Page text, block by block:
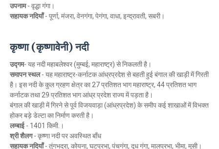
उपनाम- वृद्धा गंगा।
सहायक नदियाँ- पूर्णा, मंजरा, वेनगंगा, पेगंगा, वाधा, इन्द्रावती, सबरी।
कृष्णा (कृष्णावेनी) नदी
उद्गम- यह नदी महाबलेश्वर (मुम्बई, महाराष्ट्र) से निकलती है।
समापन स्थल- यह महाराष्ट्र-कर्नाटक आंध्रप्रदेश से बहती हुई बंगाल की खाड़ी में गिरती
है। इस नदी के कुल ग्रहण क्षेत्र का 27 प्रतिशत भाग महाराष्ट्र, 44 प्रतिशत भाग
कर्नाटक तथा 29 प्रतिशत भाग आंध्र प्रदेश राज्य में पड़ता है।
बंगाल की खाड़ी में गिरने से पूर्व विजयवाड़ा (आंध्रप्रदेश) के समीप कई शाखाओं में विभक्त
होकर बड़े डेल्टा का निर्माण करती है।
लम्बाई - 1401 किमी.।
श्री शैलग- कृष्णा नदी पर अवस्थित बाँध
सहायक नदियाँ- तुंगभद्रा, कोयना, घटप्रभा, पंचगंगा, दूध गंगा, मालप्रभा, भीमा, मूसी।